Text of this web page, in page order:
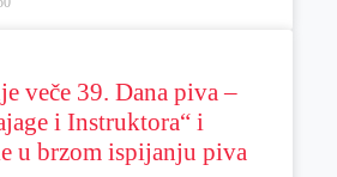
veče 39. Dana piva –
i Instruktora“ i
u brzom ispijanju piva